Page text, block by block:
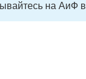
на АиФ в